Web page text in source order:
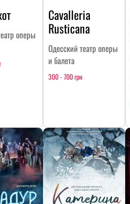
оперы
Cavalleria
Rusticana
Одесский театр оперы
и балета
300 - 700 грн